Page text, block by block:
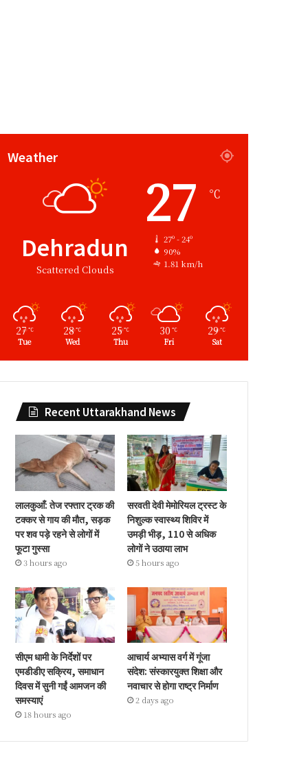
Weather
Dehradun
Scattered Clouds
27 ℃
27º - 24º
90%
1.81 km/h
27 ℃
Tue
28℃
Wed
25℃
Thu
30 ℃
Fri
29℃
Sat
Recent Uttarakhand News
लालकुआँ: तेज रफ्तार ट्रक की
टक्कर से गाय की मौत, सड़क
पर शव पड़े रहने से लोगों में
फूटा गुस्सा
3 hours ago
सरवती देवी मेमोरियल ट्रस्ट के
निशुल्क स्वास्थ्य शिविर में
उमड़ी भीड़, 110 से अधिक
लोगों ने उठाया लाभ
5 hours ago
सीएम धामी के निर्देशों पर
एमडीडीए सक्रिय, समाधान
दिवस में सुनी गईं आमजन की
समस्याएं
18 hours ago
आचार्य अभ्यास वर्ग में गूंजा
संदेश: संस्कारयुक्त शिक्षा और
नवाचार से होगा राष्ट्र निर्माण
2 days ago